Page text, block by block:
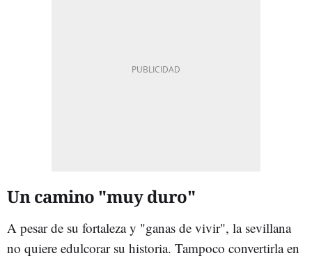
Un camino "muy duro"
A pesar de su fortaleza y "ganas de vivir", la sevillana
no quiere edulcorar su historia. Tampoco convertirla en